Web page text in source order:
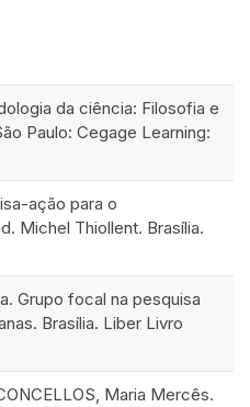
da ciência: Filosofia e
Paulo: Cegage Learning:
ação para o
Michel Thiollent. Brasília.
Grupo focal na pesquisa
Brasília. Liber Livro
Maria Mercês.